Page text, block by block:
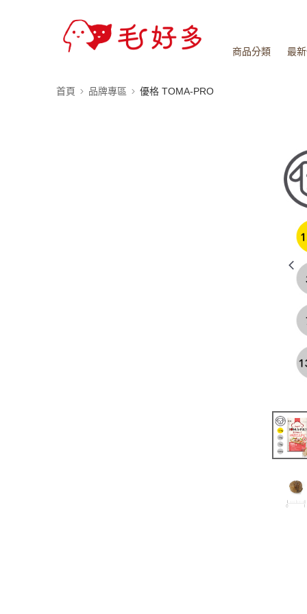
商品分類 最
首頁 品牌專區 優格 TOMA-PRO